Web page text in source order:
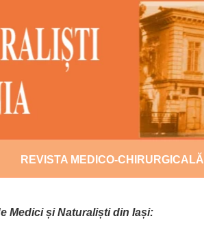
REVISTA MEDICO-CHIRURGICALĂ
Medici și Naturaliști din Iași: